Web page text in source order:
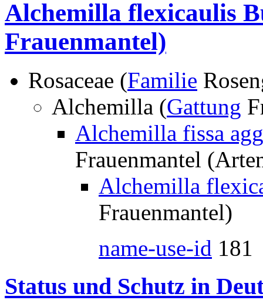
Alchemilla flexicaulis
Frauenmantel)
Rosaceae (Familie
Alchemilla (Gattung
Alchemilla fissa
Frauenmantel
Alchemilla
Frauenmantel)
name-use-id 181
Status und Schutz in